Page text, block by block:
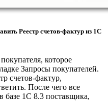
Реестр счетов-фактур из 1С
которое
Запросы покупателей.
счетов-фактур,
После чего все
базе 1С 8.3 поставщика,